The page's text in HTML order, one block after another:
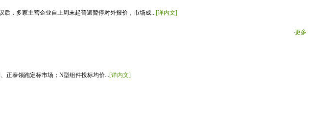
，多家主营企业自上周末起普遍暂停对外报价，市场成...[详内文]
‧更多
正泰领跑定标市场；N型组件投标均价... [详内文]